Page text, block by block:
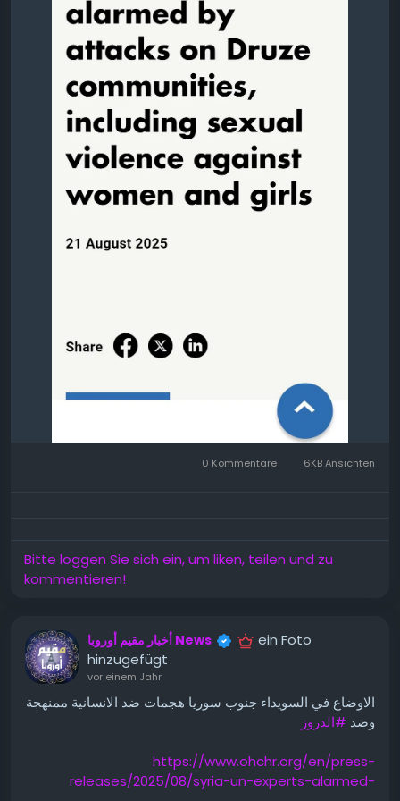
environ 3 verres de bouillon pour 1 verre de
boulgour). Laissez mijoter doucement jusqu’à ce
qu’il soit complètement tendre et légèrement
fondant.
3. Préparation du yaourt
Mélangez le yaourt avec une cuillère de fécule de
maïs (ou farine) pour éviter qu’il ne caille. Faites
chauffer à feu moyen en remuant constamment
jusqu’à ébullition. Ajoutez la viande cuite et laissez
bouillir avec le yaourt environ 10 minutes.
cuillère pour obtenir une texture homogène.
Incorporez une cuillère de samneh pour la saveur.
par-dessus le yaourt et la viande.
500 g de viande
1 cuillère à café de beurre clarifié oriental
½ cuillère à café de sel
2 gousses de cardamome
0 Kommentare 6KB Ansichten
Bitte loggen Sie sich ein, um liken, teilen und zu
kommentieren!
أخبار مقيم أوروبا News
ein Foto
hinzugefügt
vor einem Jahr
الاوضاع في السويداء جنوب سوريا هجمات ضد الانسانية ممنهجة
وضد #الدروز
https://www.ohchr.org/en/press-
releases/2025/08/syria-un-experts-alarmed-